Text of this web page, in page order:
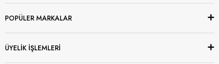
POPÜLER MARKALAR
ÜYELİK İŞLEMLERİ